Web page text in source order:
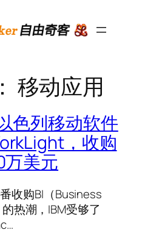
移动应用
色列移动软件
，收购
美元
收购BI（Business
热潮，IBM受够了